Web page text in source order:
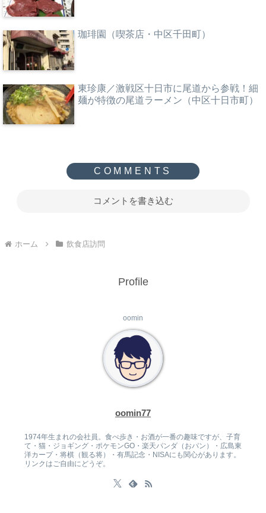
珈琲園（喫茶店・中区千田町）
東珍康／激戦区十日市に尾道から参戦！細
麺が特徴の尾道ラーメン（中区十日市町）
コメントを書き込む
ホーム 飲食店訪問
Profile
oomin
oomin77
1974年生まれの会社員。食べ歩き・お酒が一番の趣味ですが、子育
て・猫・ジョギング・ポケモンGO・楽天パンダ（おパン）・広島東
洋カープ・将棋（観る将）・有馬記念・NISAにも関心があります。
リンクはご自由にどうぞ。